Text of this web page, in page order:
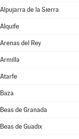
Alpujarra de la Sierra
Alquife
Arenas del Rey
Armilla
Atarfe
Baza
Beas de Granada
Beas de Guadix